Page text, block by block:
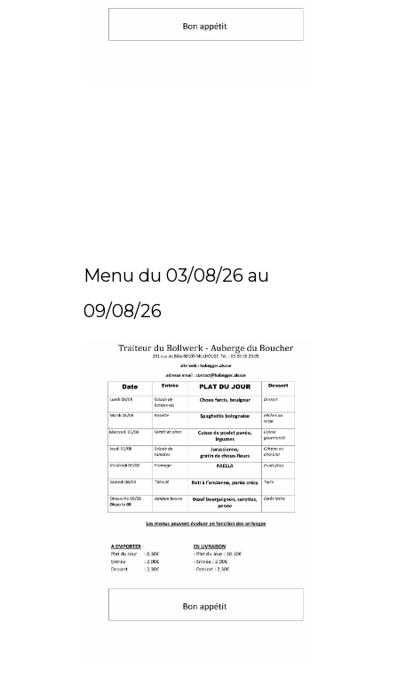
Menu du 03/08/26 au
09/08/26